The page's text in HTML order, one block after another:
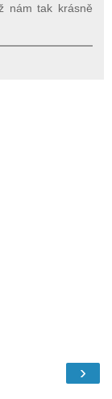
nám tak krásně
›